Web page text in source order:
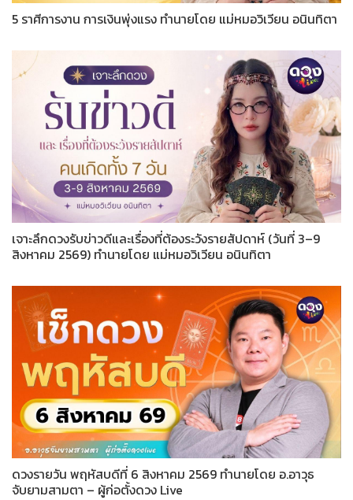
5 ราศีการงาน การเงินพุ่งแรง ทำนายโดย แม่หมอวิเวียน อนินทิตา
เจาะลึกดวงรับข่าวดีและเรื่องที่ต้องระวังรายสัปดาห์ (วันที่ 3–9
สิงหาคม 2569) ทำนายโดย แม่หมอวิเวียน อนินทิตา
ดวงรายวัน พฤหัสบดีที่ 6 สิงหาคม 2569 ทำนายโดย อ.อาวุธ
จับยามสามตา – ผู้ก่อตั้งดวง Live